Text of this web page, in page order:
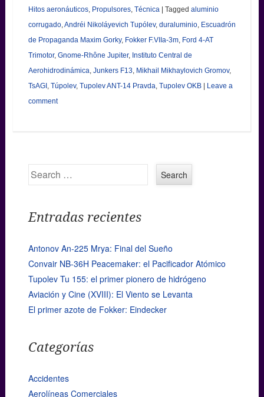
Hitos aeronáuticos, Propulsores, Técnica Tagged aluminio
corrugado,Andréi Nikoláyevich Tupólev, duraluminio, Escuadrón
de Propaganda Maxim Gorky, Fokker F.VIIa-3m, Ford 4-AT
Trimotor, Gnome-Rhône Jupiter, Instituto Central de
Aerohidrodinámica, Junkers F13, Mikhail Mikhaylovich Gromov,
TsAGI , Túpolev, Tupolev ANT-14 Pravda, Tupolev OKB
Leave a
comment
Search
Entradas recientes
Antonov An-225 Mrya: Final del Sueño
Convair NB-36H Peacemaker: el Pacificador Atómico
Tupolev Tu 155: el primer pionero de hidrógeno
Aviación y Cine (XVIII): El Viento se Levanta
El primer azote de Fokker: Eindecker
Categorías
Accidentes
Aerolíneas Comerciales